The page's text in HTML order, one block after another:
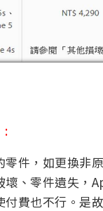
:
零件，如更換非
壞、零件遺失，
付費也不行。是